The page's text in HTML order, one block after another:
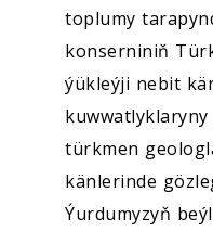
toplumy
konserniniň
ýükleýji nebit
türkmen
känlerinde
Ýurdumyzyň